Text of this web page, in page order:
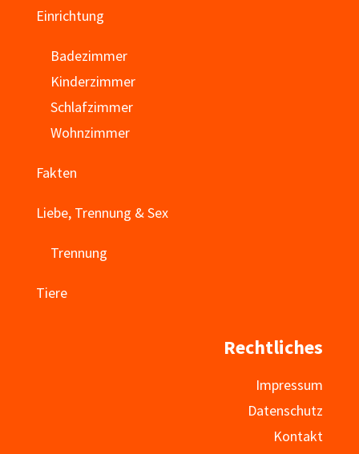
Einrichtung
Badezimmer
Kinderzimmer
Schlafzimmer
Wohnzimmer
Fakten
Liebe, Trennung & Sex
Trennung
Tiere
Rechtliches
Impressum
Datenschutz
Kontakt